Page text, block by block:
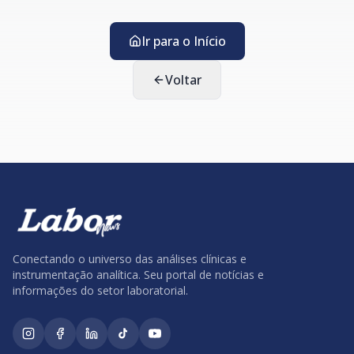
Ir para o Início
Voltar
Conectando o universo das análises clínicas e
instrumentação analítica. Seu portal de notícias e
informações do setor laboratorial.